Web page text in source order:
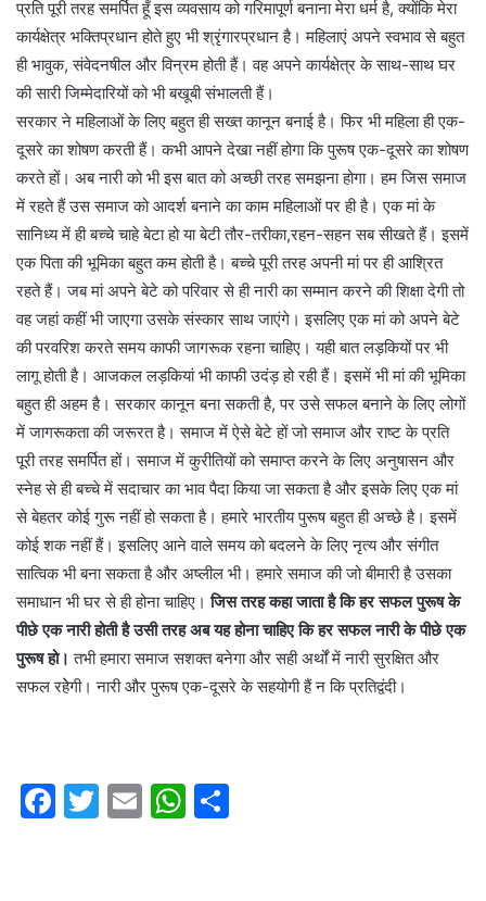
प्रति पूरी तरह समर्पित हूँ इस व्यवसाय को गरिमापूर्ण बनाना मेरा धर्म है, क्योंकि मेरा
कार्यक्षेत्र भक्तिप्रधान होते हुए भी श्रृंगारप्रधान है। महिलाएं अपने स्वभाव से बहुत
ही भावुक, संवेदनषील और विन्रम होती हैं। वह अपने कार्यक्षेत्र के साथ-साथ घर
की सारी जिम्मेदारियों को भी बखूबी संभालती हैं।
सरकार ने महिलाओं के लिए बहुत ही सख्त कानून बनाई है। फिर भी महिला ही एक-
दूसरे का शोषण करती हैं। कभी आपने देखा नहीं होगा कि पुरूष एक-दूसरे का शोषण
करते हों। अब नारी को भी इस बात को अच्छी तरह समझना होगा। हम जिस समाज
में रहते हैं उस समाज को आदर्श बनाने का काम महिलाओं पर ही है। एक मां के
सानिध्य में ही बच्चे चाहे बेटा हो या बेटी तौर-तरीका,रहन-सहन सब सीखते हैं। इसमें
एक पिता की भूमिका बहुत कम होती है। बच्चे पूरी तरह अपनी मां पर ही आश्रित
रहते हैं। जब मां अपने बेटे को परिवार से ही नारी का सम्मान करने की शिक्षा देगी तो
वह जहां कहीं भी जाएगा उसके संस्कार साथ जाएंगे। इसलिए एक मां को अपने बेटे
की परवरिश करते समय काफी जागरूक रहना चाहिए। यही बात लड़कियों पर भी
लागू होती है। आजकल लड़कियां भी काफी उदंड़ हो रही हैं। इसमें भी मां की भूमिका
बहुत ही अहम है। सरकार कानून बना सकती है, पर उसे सफल बनाने के लिए लोगों
में जागरूकता की जरूरत है। समाज में ऐसे बेटे हों जो समाज और राष्ट के प्रति
पूरी तरह समर्पित हों। समाज में कुरीतियों को समाप्त करने के लिए अनुषासन और
स्नेह से ही बच्चे में सदाचार का भाव पैदा किया जा सकता है और इसके लिए एक मां
से बेहतर कोई गुरू नहीं हो सकता है। हमारे भारतीय पुरूष बहुत ही अच्छे है। इसमें
कोई शक नहीं हैं। इसलिए आने वाले समय को बदलने के लिए नृत्य और संगीत
सात्विक भी बना सकता है और अष्लील भी। हमारे समाज की जो बीमारी है उसका
समाधान भी घर से ही होना चाहिए।जिस तरह कहा जाता है कि हर सफल पुरूष के
पीछे एक नारी होती है उसी तरह अब यह होना चाहिए कि हर सफल नारी के पीछे एक
पुरूष हो। तभी हमारा समाज सशक्त बनेगा और सही अर्थों में नारी सुरक्षित और
सफल रहेेगी। नारी और पुरूष एक-दूसरे के सहयोगी हैं न कि प्रतिद्वंदी।
F
T
E
W